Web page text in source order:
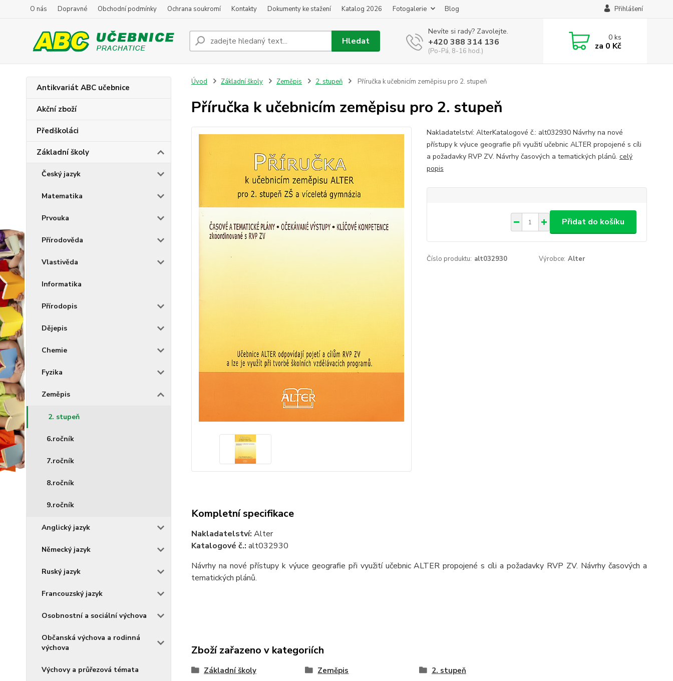
O nás Dopravné Obchodní podmínky Ochrana soukromí Kontakty Dokumenty ke stažení Katalog 2026 Fotogalerie Blog Přihlášení
Hledat
Nevíte si rady? Zavolejte.
+420 388 314 136
(Po-Pá, 8-16 hod.)
0ks
za 0 Kč
Antikvariát ABC učebnice
Akční zboží
Předškoláci
Základní školy
Český jazyk
Matematika
Prvouka
Přírodověda
Vlastivěda
Informatika
Přírodopis
Dějepis
Chemie
Fyzika
Zeměpis
2. stupeň
6.ročník
7.ročník
8.ročník
9.ročník
Anglický jazyk
Německý jazyk
Ruský jazyk
Francouzský jazyk
Osobnostní a sociální výchova
Občanská výchova a rodinná
výchova
Výchovy a průřezová témata
Úvod Základní školy Zeměpis 2. stupeň Příručka k učebnicím zeměpisu pro 2. stupeň
Příručka k učebnicím zeměpisu pro 2. stupeň
Nakladatelství: AlterKatalogové č.: alt032930 Návrhy na nové
přístupy k výuce geografie při využití učebnic ALTER propojené s cíli
a požadavky RVP ZV. Návrhy časových a tematických plánů. celý
popis
Přidat do košíku
Číslo produktu: alt032930 Výrobce: Alter
Kompletní specifikace
Nakladatelství: Alter
Katalogové č.: alt032930
Návrhy na nové přístupy k výuce geografie při využití učebnic ALTER propojené s cíli a požadavky RVP ZV. Návrhy časových a
tematických plánů.
Zboží zařazeno v kategoriích
Základní školy Zeměpis 2. stupeň